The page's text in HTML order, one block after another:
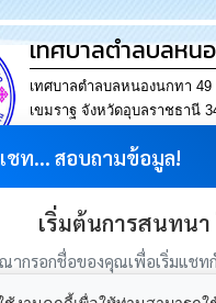
ชท... สอบถามข้อมูล!
เริ่มต้นการสนทนา
ากรอกชื่อของคุณเพื่อเริ่มแชท
เทศบาลตำลบลหน
เทศบาลตำลบลหนองนกทา
เขมราฐ จังหวัดอุบลราชธานี
saraban@nongnoktha.go.th
ภูมิคุ้มกัน พึ่งพาตนเอง พอ